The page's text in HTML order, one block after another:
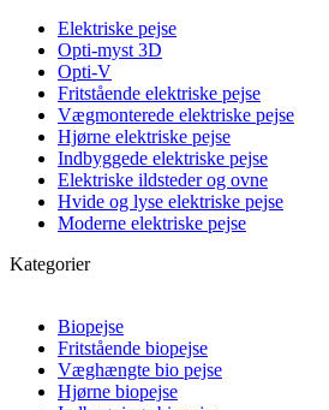
Elektriske pejse
Opti-myst 3D
Opti-V
Fritstående elektriske pejse
Vægmonterede elektriske pejse
Hjørne elektriske pejse
Indbyggede elektriske pejse
Elektriske ildsteder og ovne
Hvide og lyse elektriske pejse
Moderne elektriske pejse
Kategorier
Biopejse
Fritstående biopejse
Væghængte bio pejse
Hjørne biopejse